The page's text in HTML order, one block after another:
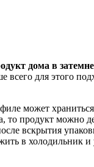
дома в
всего для этого
может
то продукт можно
вскрытия
в холодильник и